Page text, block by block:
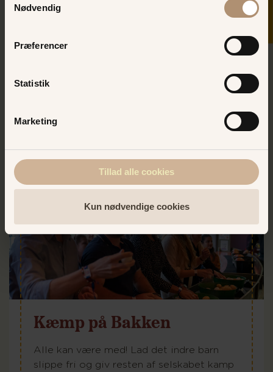
Nødvendig
Præferencer
Statistik
Marketing
Tillad alle cookies
Kun nødvendige cookies
gode grin og sjove øjeblikke i alle forlystelser
på Bakken.
Kæmp på Bakken
Alle kan være med! Lad det indre barn
slippe fri og giv resten af selskabet kamp